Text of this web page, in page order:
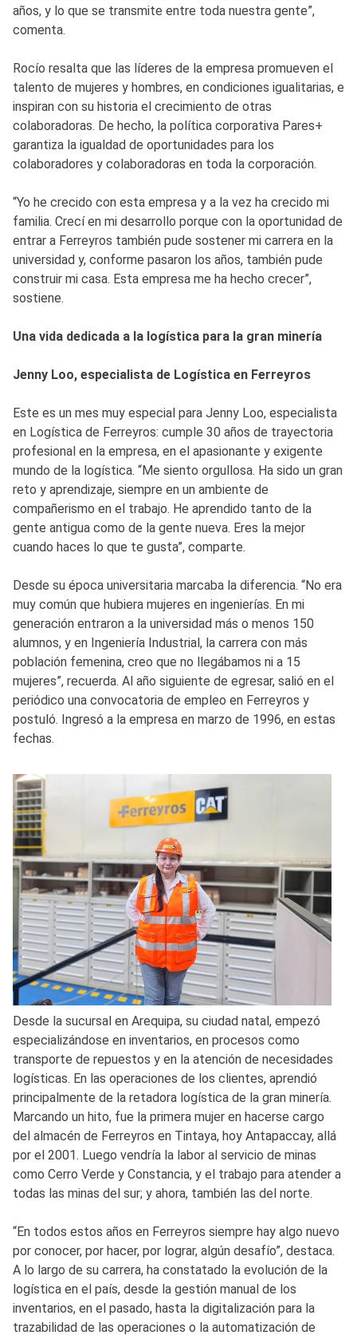
años, y lo que se transmite entre toda nuestra gente”,
comenta.
Rocío resalta que las líderes de la empresa promueven el
talento de mujeres y hombres, en condiciones igualitarias, e
inspiran con su historia el crecimiento de otras
colaboradoras. De hecho, la política corporativa Pares+
garantiza la igualdad de oportunidades para los
colaboradores y colaboradoras en toda la corporación.
“Yo he crecido con esta empresa y a la vez ha crecido mi
familia. Crecí en mi desarrollo porque con la oportunidad de
entrar a Ferreyros también pude sostener mi carrera en la
universidad y, conforme pasaron los años, también pude
construir mi casa. Esta empresa me ha hecho crecer”,
sostiene.
Una vida dedicada a la logística para la gran minería
Jenny Loo, especialista de Logística en Ferreyros
Este es un mes muy especial para Jenny Loo, especialista
en Logística de Ferreyros: cumple 30 años de trayectoria
profesional en la empresa, en el apasionante y exigente
mundo de la logística. “Me siento orgullosa. Ha sido un gran
reto y aprendizaje, siempre en un ambiente de
compañerismo en el trabajo. He aprendido tanto de la
gente antigua como de la gente nueva. Eres la mejor
cuando haces lo que te gusta”, comparte.
Desde su época universitaria marcaba la diferencia. “No era
muy común que hubiera mujeres en ingenierías. En mi
generación entraron a la universidad más o menos 150
alumnos, y en Ingeniería Industrial, la carrera con más
población femenina, creo que no llegábamos ni a 15
mujeres”, recuerda. Al año siguiente de egresar, salió en el
periódico una convocatoria de empleo en Ferreyros y
postuló. Ingresó a la empresa en marzo de 1996, en estas
fechas.
Desde la sucursal en Arequipa, su ciudad natal, empezó
especializándose en inventarios, en procesos como
transporte de repuestos y en la atención de necesidades
logísticas. En las operaciones de los clientes, aprendió
principalmente de la retadora logística de la gran minería.
Marcando un hito, fue la primera mujer en hacerse cargo
del almacén de Ferreyros en Tintaya, hoy Antapaccay, allá
por el 2001. Luego vendría la labor al servicio de minas
como Cerro Verde y Constancia, y el trabajo para atender a
todas las minas del sur; y ahora, también las del norte.
“En todos estos años en Ferreyros siempre hay algo nuevo
por conocer, por hacer, por lograr, algún desafío”, destaca.
A lo largo de su carrera, ha constatado la evolución de la
logística en el país, desde la gestión manual de los
inventarios, en el pasado, hasta la digitalización para la
trazabilidad de las operaciones o la automatización de